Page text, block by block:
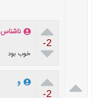


-2

ناشناس
خوب بود

-2
و